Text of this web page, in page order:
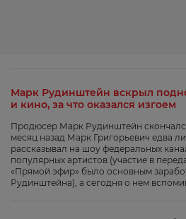
Марк Рудинштейн вскрыл
и кино, за что оказался изгоем
Продюсер Марк Рудинштейн
месяц назад Марк Григорьевич едва
рассказывал на шоу федеральных
популярных артистов (участие в
«Прямой эфир» было основным
Рудинштейна), а сегодня о нем